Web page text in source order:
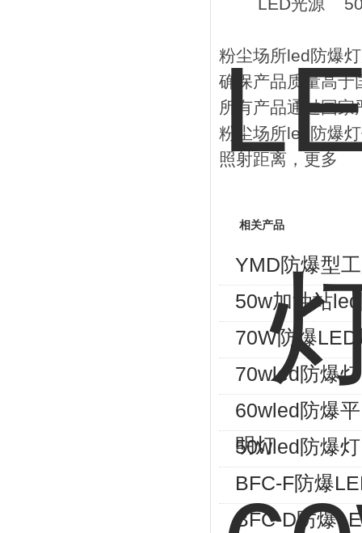
LED光源
粉尘场所led防爆
确保产品质量高于
所有产品通过国
粉尘场所led防爆
照射距离，更多
相关产品
YMD防爆型
50w加油站
70W防爆
70wled防爆
60wled防爆
明灯
50wled防爆
BFC-F防爆
BFC-D防爆